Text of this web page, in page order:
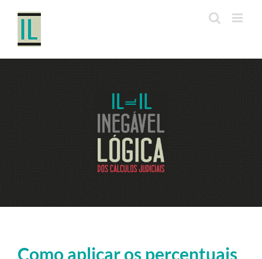
conteúdo
Como aplicar os percentuais